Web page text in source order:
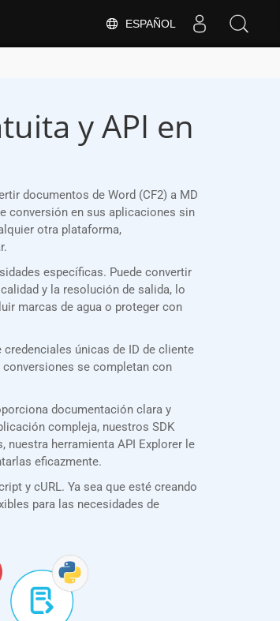
ESPAÑOL
y API en
documentos de Word (CF2) a MD
conversión en sus aplicaciones sin
otra plataforma,
específicas. Puede convertir
y la resolución de salida, lo
marcas de agua o proteger con
únicas de ID de cliente
se completan con
documentación clara y
compleja, nuestros SDK
nuestra herramienta API Explorer le
eficazmente.
y cURL. Ya sea que esté creando
para las necesidades de